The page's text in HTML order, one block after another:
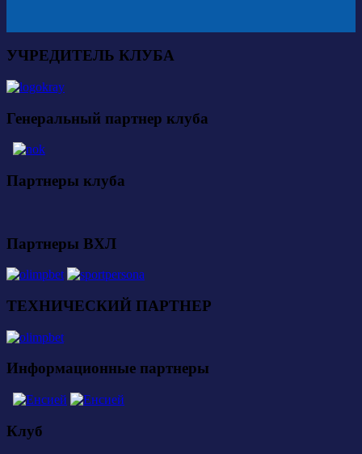
УЧРЕДИТЕЛЬ КЛУБА
Генеральный партнер клуба
Партнеры клуба
Партнеры ВХЛ
ТЕХНИЧЕСКИЙ ПАРТНЕР
Информационные партнеры
Клуб